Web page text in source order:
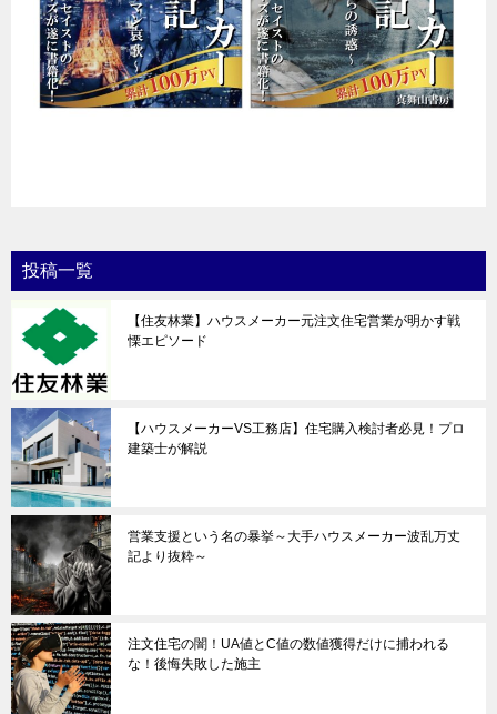
投稿一覧
【住友林業】ハウスメーカー元注文住宅営業が明かす戦
慄エピソード
【ハウスメーカーVS工務店】住宅購入検討者必見！プロ
建築士が解説
営業支援という名の暴挙～大手ハウスメーカー波乱万丈
記より抜粋～
注文住宅の闇！UA値とC値の数値獲得だけに捕われる
な！後悔失敗した施主